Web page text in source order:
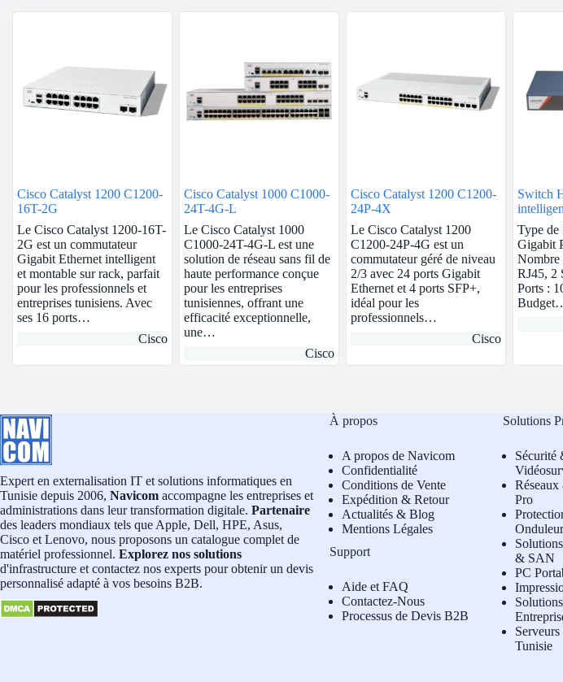
Cisco Catalyst 1200 C1200-
16T-2G
Le Cisco Catalyst 1200-16T-
2G est un commutateur
Gigabit Ethernet intelligent
et montable sur rack, parfait
pour les professionnels et
entreprises tunisiens. Avec
ses 16 ports…
Cisco
Cisco Catalyst 1000 C1000-
24T-4G-L
Le Cisco Catalyst 1000
C1000-24T-4G-L est une
solution de réseau sans fil de
haute performance conçue
pour les entreprises
tunisiennes, offrant une
efficacité exceptionnelle,
une…
Cisco
Cisco Catalyst 1200 C1200-
24P-4X
Le Cisco Catalyst 1200
C1200-24P-4G est un
commutateur géré de niveau
2/3 avec 24 ports Gigabit
Ethernet et 4 ports SFP+,
idéal pour les
professionnels…
Cisco
Switch
Type
Gigabit
Nombre
RJ45, 2
Ports :
Expert en externalisation IT et solutions informatiques en
Tunisie depuis 2006, Navicom accompagne les entreprises et
administrations dans leur transformation digitale. Partenaire
des leaders mondiaux tels que Apple, Dell, HPE, Asus,
Cisco et Lenovo, nous proposons un catalogue complet de
matériel professionnel. Explorez nos solutions
d'infrastructure et contactez nos experts pour obtenir un devis
personnalisé adapté à vos besoins B2B.
À propos
A propos de Navicom
Confidentialité
Conditions de Vente
Expédition & Retour
Actualités & Blog
Mentions Légales
Support
Aide et FAQ
Contactez-Nous
Processus de Devis B2B
Solutions
Sécurité
Pro
& SAN
PC
Tunisie